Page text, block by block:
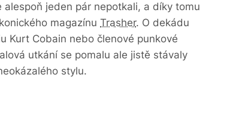
jeden pár nepotkali, a díky tomu
magazínu Trasher. O dekádu
Kurt Cobain nebo členové punkové
utkání se pomalu ale jistě stávaly
stylu.